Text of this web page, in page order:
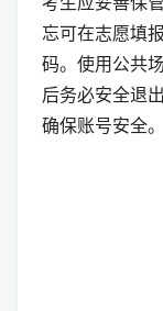
忘可在志愿填
码。使用公共
后务必安全退
确保账号安全。